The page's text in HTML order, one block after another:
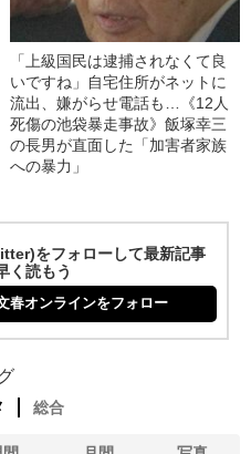
「上級国民は逮捕されなくて良
いですね」自宅住所がネットに
流出、嫌がらせ電話も…《12人
死傷の池袋暴走事故》飯塚幸三
の長男が直面した「加害者家族
への暴力」
をフォローして最新記事
く読もう
春オンラインをフォロー
総合